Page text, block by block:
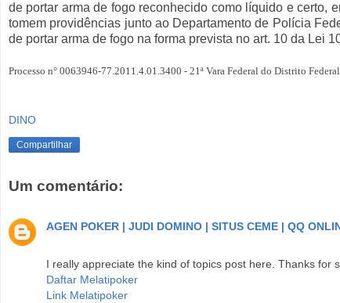
de portar arma de fogo reconhecido como líquido e certo,
tomem providências junto ao Departamento de Polícia
de portar arma de fogo na forma prevista no art. 10 da Lei
Processo n° 0063946-77.2011.4.01.3400 - 21ª Vara Federal do Distrito
DINO
Compartilhar
Um comentário:
AGEN POKER | JUDI DOMINO | SITUS CEME | QQ
I really appreciate the kind of topics post here. Thanks
Daftar Melatipoker
Link Melatipoker